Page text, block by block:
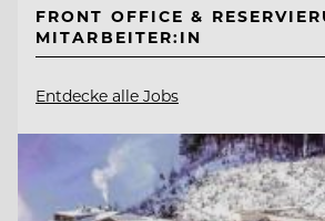
FRONT OFFICE &
MITARBEITER:IN
Entdecke alle Jobs